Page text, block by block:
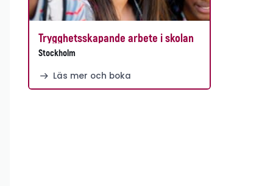
Trygghetsskapande arbete i skolan
Stockholm
Läs mer och boka